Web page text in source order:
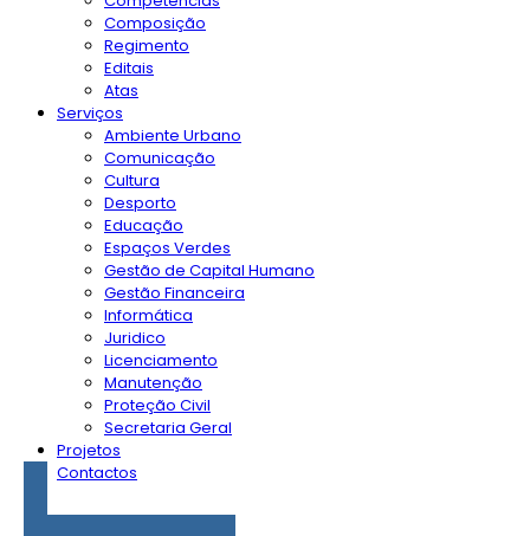
Composição
Regimento
Editais
Atas
Serviços
Ambiente Urbano
Comunicação
Cultura
Desporto
Educação
Espaços Verdes
Gestão de Capital Humano
Gestão Financeira
Informática
Juridico
Licenciamento
Manutenção
Proteção Civil
Secretaria Geral
Projetos
Contactos